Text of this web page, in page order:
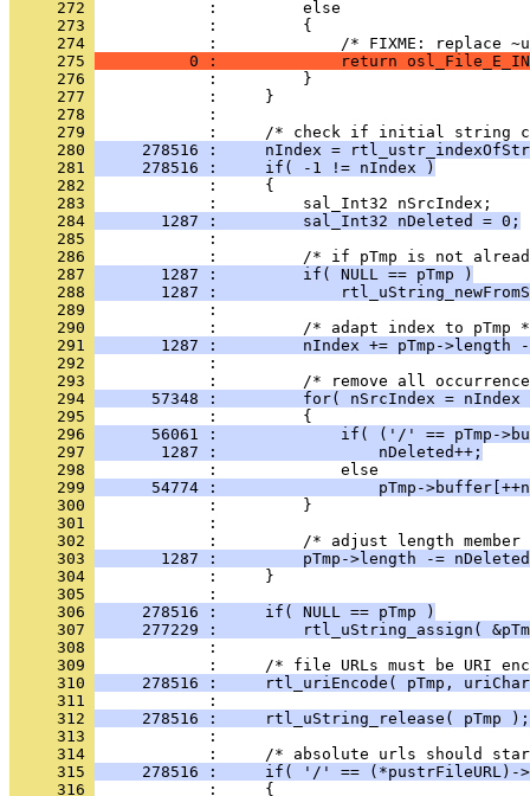
     272
     273
     274
     275
0 :             return
     276
     277
     278
     279
     280
278516 :     nIndex =
     281
     278516 :     if( -1 != nIndex )
     282
     283
     284
       1287 :         sal_Int32 nDeleted = 0;
     285
     286
     287
       1287 :         if( NULL == pTmp )
     288
1287 :
     289
     290
     291
1287 :         nIndex += pTmp->length
     292
     293
     294
57348 :         for( nSrcIndex =
     295
     296
56061 :             if( ('/' == pTmp-
     297
       1287 :                 nDeleted++;
     298
     299
54774 :                 pTmp-
     300
     301
     302
     303
1287 :         pTmp->length -=
     304
     305
     306
     278516 :     if( NULL == pTmp )
     307
277229 :         rtl_uString_assign(
     308
     309
     310
278516 :     rtl_uriEncode( pTmp,
     311
     312
     278516 :     rtl_uString_release( pTmp );
     313
     314
     315
278516 :     if( '/' == (*pustrFileURL)-
     316